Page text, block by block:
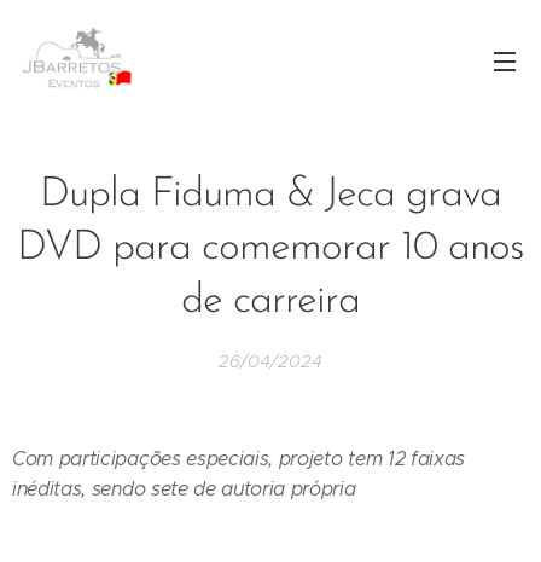
Dupla Fiduma & Jeca grava
DVD para comemorar 10 anos
de carreira
26/04/2024
Com participações especiais, projeto tem 12 faixas
inéditas, sendo sete de autoria própria